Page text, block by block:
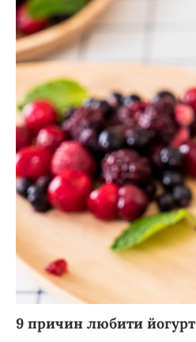
9 причин любити йогурт